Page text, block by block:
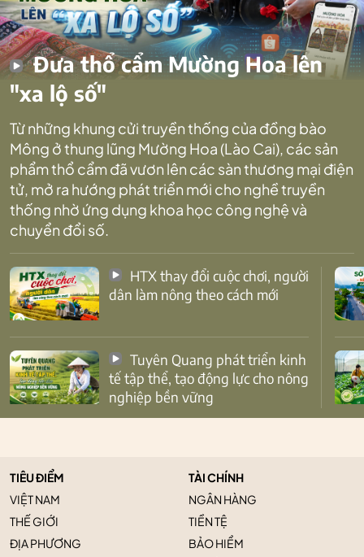
Đưa thổ cẩm Mường Hoa lên
"xa lộ số"
Từ những khung cửi truyền thống của đồng bào
Mông ở thung lũng Mường Hoa (Lào Cai), các sản
phẩm thổ cẩm đã vươn lên các sàn thương mại điện
tử, mở ra hướng phát triển mới cho nghề truyền
thống nhờ ứng dụng khoa học công nghệ và
chuyển đổi số.
dân làm nông theo cách mới
tế tập thể, tạo động lực cho nông
nghiệp bền vững
TIÊU ĐIỂM
VIỆT NAM
THẾ GIỚI
ĐỊA PHƯƠNG
TÀI CHÍNH
NGÂN HÀNG
TIỀN TỆ
BẢO HIỂM